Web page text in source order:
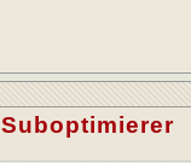
Suboptimierer